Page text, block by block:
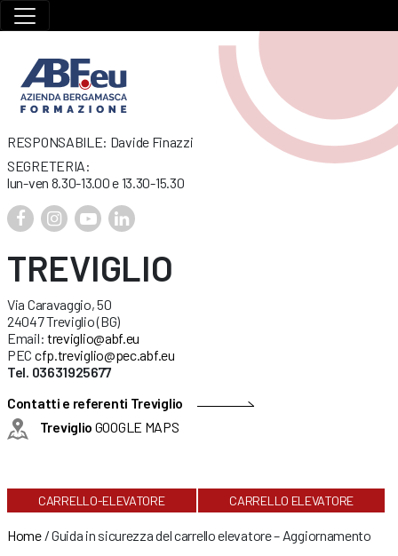
RESPONSABILE: Davide Finazzi
SEGRETERIA:
lun-ven 8.30-13.00 e 13.30-15.30
TREVIGLIO
Via Caravaggio, 50
24047 Treviglio (BG)
Email: treviglio@abf.eu
PEC cfp.treviglio@pec.abf.eu
Tel. 03631925677
Contatti e referenti Treviglio
Treviglio GOOGLE MAPS
CARRELLO-ELEVATORE CARRELLO ELEVATORE
Home/Guida in sicurezza del carrello elevatore – Aggiornamento